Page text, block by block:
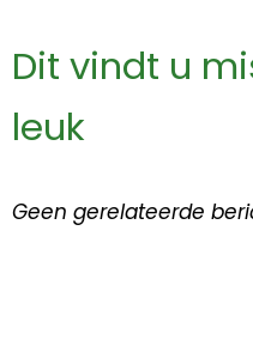
Dit vindt u
leuk
Geen gerelateerde